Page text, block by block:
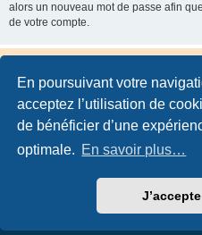
En poursuivant votre
acceptez l’utilisation de
de bénéficier d’une
optimale. En savoir plus…
J’accepte
alors un nouveau mot de passe afin
de votre compte.
Traduction
Confidentialité